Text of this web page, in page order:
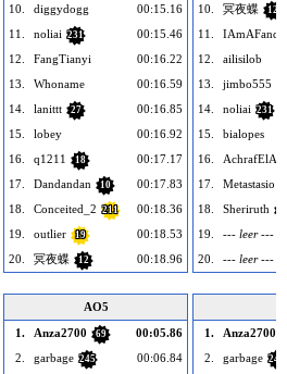
10.
diggydogg
00:15.16
11.
noliai 231
00:15.46
12.
FangTianyi
00:16.22
13.
Whoname
00:16.59
14.
lanittt 27
00:16.85
15.
lobey
00:16.92
16.
q1211 18
00:17.17
17.
Dandandan 10
00:17.83
18.
Conceited_2 211
00:18.36
19.
outlier 19
00:18.53
20.
冥夜蝶 12 00:18.96
10. 冥夜蝶 12
11.
12.
ailisilob
13.
jimbo555
14. noliai 231
15.
bialopes
16.
17.
Metastasio
18.
Sheriruth
19.
--- leer ---
20.
--- leer ---
AO5
1.
Anza2700 69
00:05.86
2.
garbage 245 00:06.84
1.
Anza2700
2. garbage 245